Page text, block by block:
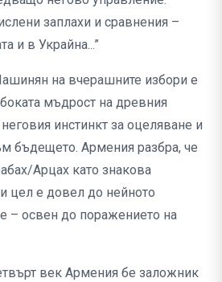
заплахи и сравнения –
и в Украйна...”
на вчерашните избори е
мъдрост на древния
инстинкт за оцеляване и
бъдещето. Армения разбра, че
Арцах като знакова
цел е довел до нейното
– освен до поражението на
век Армения бе заложник